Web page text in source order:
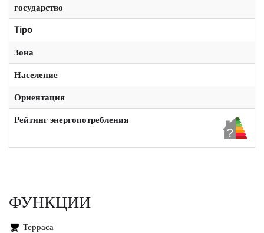
государство
Tipo
Зона
Население
Ориентация
Рейтинг энергопотребления
ФУНКЦИИ
Терраса